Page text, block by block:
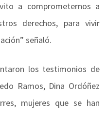
a comprometernos a
derechos, para vivir
señaló.
los testimonios de
Ramos, Dina Ordóñez
mujeres que se han